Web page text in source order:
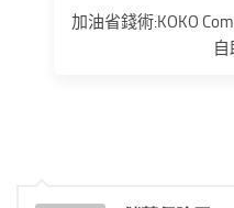
加油省錢術:KOKO